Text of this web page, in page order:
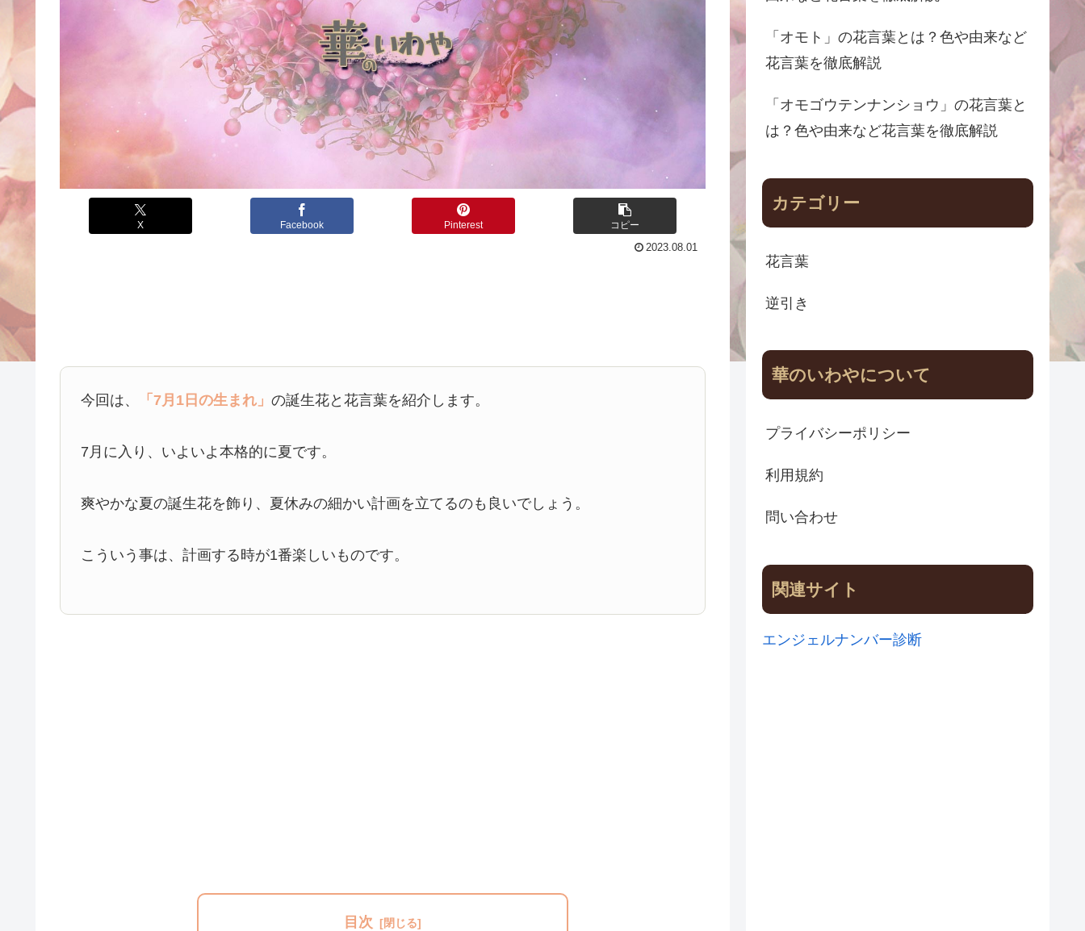
X Facebook Pinterest コピー
2023.08.01
今回は、 「7月1日の生まれ」の誕生花と花言葉を紹介します。
7月に入り、いよいよ本格的に夏です。
爽やかな夏の誕生花を飾り、夏休みの細かい計画を立てるのも良いでしょう。
こういう事は、計画する時が1番楽しいものです。
目次
「オモト」の花言葉とは？色や由来など
花言葉を徹底解説
「オモゴウテンナンショウ」の花言葉と
は？色や由来など花言葉を徹底解説
カテゴリー
花言葉
逆引き
華のいわやについて
プライバシーポリシー
利用規約
問い合わせ
関連サイト
エンジェルナンバー診断